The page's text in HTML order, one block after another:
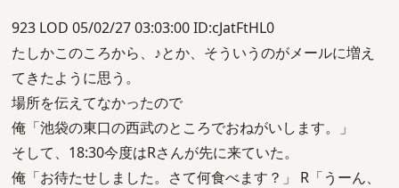
923 LOD 05/02/27 03:03:00 ID:cJatFtHL0
たしかこのころから、♪とか、そういうのがメールに増え
てきたように思う。
場所を伝えてなかったので
俺「池袋の東口の西武のところでおねがいします。」
そして、18:30今度はRさんが先に来ていた。
俺「お待たせしました。さて何食べます？」 R「うーん、